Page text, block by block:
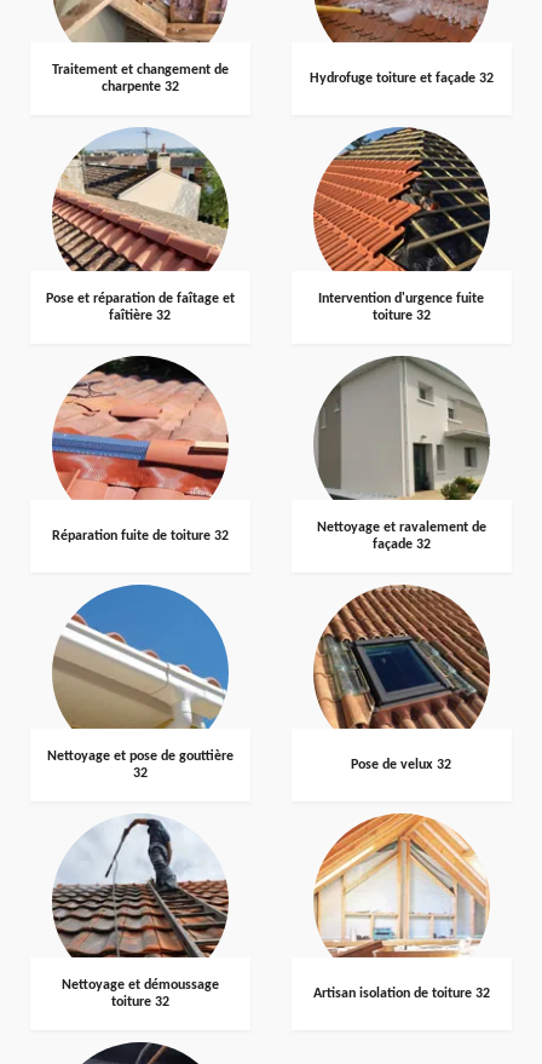
Traitement et changement de
charpente 32
Hydrofuge toiture et façade 32
Pose et réparation de faîtage et
faîtière 32
Intervention d'urgence fuite
toiture 32
Réparation fuite de toiture 32
Nettoyage et ravalement de
façade 32
Nettoyage et pose de gouttière
32
Pose de velux 32
Nettoyage et démoussage
toiture 32
Artisan isolation de toiture 32